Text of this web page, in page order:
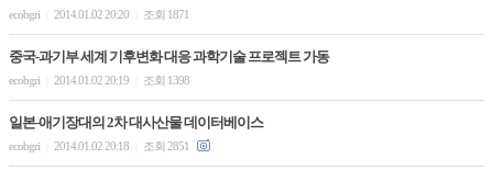
ecobgri 2014.01.02 20:20 조회 1871
중국-과기부 세계 기후변화 대응 과학기술 프로젝트 가동
ecobgri 2014.01.02 20:19 조회 1398
일본-애기장대의 2차 대사산물 데이터베이스
ecobgri 2014.01.02 20:18 조회 2851